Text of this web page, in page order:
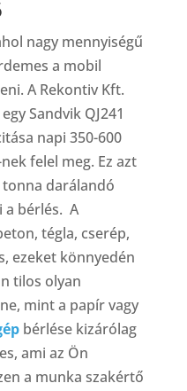
nagy mennyiségű
a mobil
A Rekontiv Kft.
Sandvik QJ241
napi 350-600
felel meg. Ez azt
tonna darálandó
a bérlés. A
tégla, cserép,
ezeket könnyedén
tilos olyan
mint a papír vagy
bérlése kizárólag
ami az Ön
a munka szakértő